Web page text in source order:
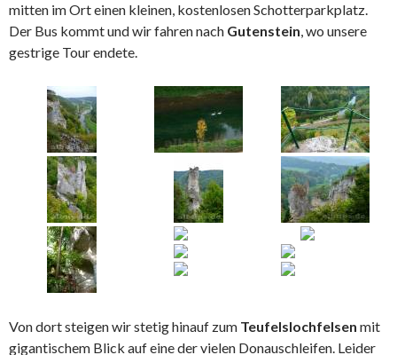
mitten im Ort einen kleinen, kostenlosen Schotterparkplatz.
Der Bus kommt und wir fahren nach Gutenstein, wo unsere
gestrige Tour endete.
Von dort steigen wir stetig hinauf zum Teufelslochfelsen mit
gigantischem Blick auf eine der vielen Donauschleifen. Leider